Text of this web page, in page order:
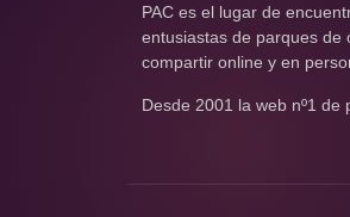
PAC es el lugar de
entusiastas de parques de
compartir online y en
Desde 2001 la web nº1 de